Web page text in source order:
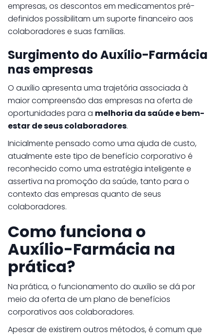
empresas, os descontos em medicamentos pré-
definidos possibilitam um suporte financeiro aos
colaboradores e suas famílias.
Surgimento do Auxílio-Farmácia
nas empresas
O auxílio apresenta uma trajetória associada à
maior compreensão das empresas na oferta de
oportunidades para a melhoria da saúde e bem-
estar de seus colaboradores.
Inicialmente pensado como uma ajuda de custo,
atualmente este tipo de benefício corporativo é
reconhecido como uma estratégia inteligente e
assertiva na promoção da saúde, tanto para o
contexto das empresas quanto de seus
colaboradores.
Como funciona o
Auxílio-Farmácia na
prática?
Na prática, o funcionamento do auxílio se dá por
meio da oferta de um plano de benefícios
corporativos aos colaboradores.
Apesar de existirem outros métodos, é comum que